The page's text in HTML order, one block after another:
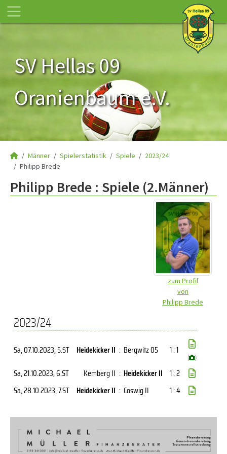
SV Hellas 09
Oranienbaum e.V.
Männer Spielerstatistik Spiele
2023/24
Philipp Brede
Philipp Brede : Spiele (2.Männer)
zum Profil
von
Philipp Brede
2023/24
Sa, 07.10.2023, 5.ST Heidekicker II : Bergwitz 05 1 : 1
( )
Sa, 21.10.2023, 6.ST Kemberg II : Heidekicker II 1 : 2
Sa, 28.10.2023, 7.ST Heidekicker II : Coswig II 1 : 4